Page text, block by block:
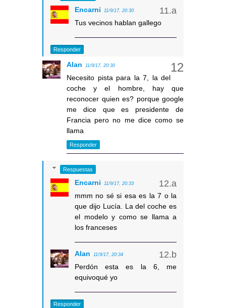
Encarni 11/9/17, 20:30
Tus vecinos hablan gallego
Responder
Alan 11/9/17, 20:30
Necesito pista para la 7, la del
coche y el hombre, hay que
reconocer quien es? porque google
me dice que es presidente de
Francia pero no me dice como se
llama
Responder
Respuestas
Encarni 11/9/17, 20:33
mmm no sé si esa es la 7 o la
que dijo Lucía. La del coche es
el modelo y como se llama a
los franceses
Alan 11/9/17, 20:34
Perdón esta es la 6, me
equivoqué yo
Responder